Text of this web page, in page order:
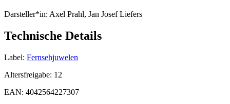
Darsteller*in: Axel Prahl, Jan Josef Liefers
Technische Details
Label: Fernsehjuwelen
Altersfreigabe: 12
EAN: 4042564227307